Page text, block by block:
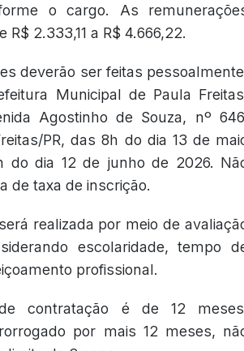
o cargo. As
R$ 2.333,11 a R$ 4.666,22.
deverão ser feitas
Municipal de Paula
Agostinho de Souza, nº
PR, das 8h do dia 13 de
do dia 12 de junho de 2026.
de taxa de inscrição.
realizada por meio de
escolaridade, tempo
profissional.
contratação é de 12
por mais 12 meses,